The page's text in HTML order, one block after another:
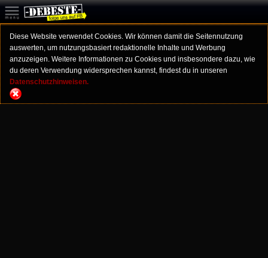
Diese Website verwendet Cookies. Wir können damit die Seitennutzung
auswerten, um nutzungsbasiert redaktionelle Inhalte und Werbung
anzuzeigen. Weitere Informationen zu Cookies und insbesondere dazu, wie
du deren Verwendung widersprechen kannst, findest du in unseren
Datenschutzhinweisen.